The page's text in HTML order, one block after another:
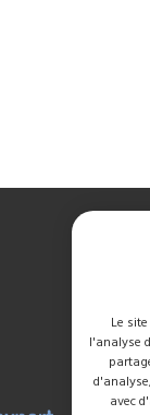
Le
l'analyse
avec